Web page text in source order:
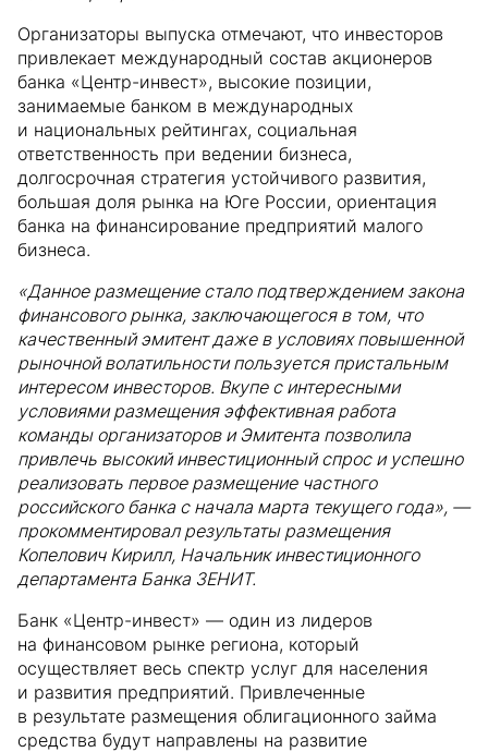
Организаторы выпуска отмечают, что инвесторов
привлекает международный состав акционеров
банка «Центр-инвест», высокие позиции,
занимаемые банком в международных
и национальных рейтингах, социальная
ответственность при ведении бизнеса,
долгосрочная стратегия устойчивого развития,
большая доля рынка на Юге России, ориентация
банка на финансирование предприятий малого
бизнеса.
«Данное размещение стало подтверждением закона
финансового рынка, заключающегося в том, что
качественный эмитент даже в условиях повышенной
рыночной волатильности пользуется пристальным
интересом инвесторов. Вкупе с интересными
условиями размещения эффективная работа
команды организаторов и Эмитента позволила
привлечь высокий инвестиционный спрос и успешно
реализовать первое размещение частного
российского банка с начала марта текущего года», —
прокомментировал результаты размещения
Копелович Кирилл, Начальник инвестиционного
департамента Банка ЗЕНИТ.
Банк «Центр-инвест» — один из лидеров
на финансовом рынке региона, который
осуществляет весь спектр услуг для населения
и развития предприятий. Привлеченные
в результате размещения облигационного займа
средства будут направлены на развитие